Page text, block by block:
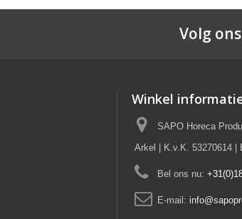
Volg ons
Winkel
SAPO Horeca
Arkel | K.v.K. 53270614 |
Bel ons nu:
E-mail: